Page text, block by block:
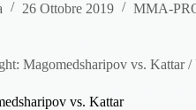
26 Ottobre 2019 MMA-
Magomedsharipov vs. Kattar
vs. Kattar